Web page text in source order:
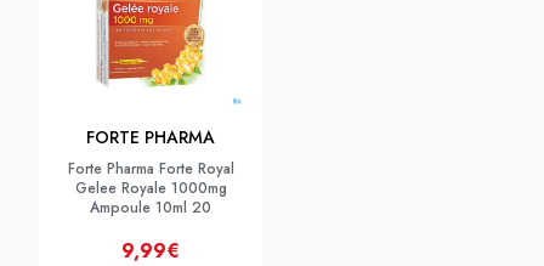
FORTE PHARMA
Forte Pharma Forte Royal
Gelee Royale 1000mg
Ampoule 10ml 20
9,99€